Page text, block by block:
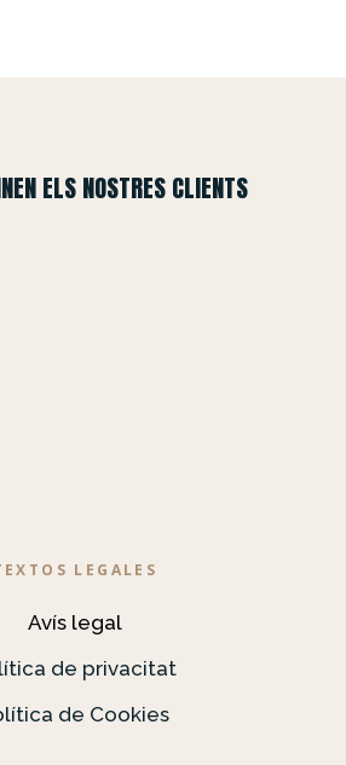
ELS NOSTRES CLIENTS
LEGALES
Avís legal
de privacitat
de Cookies